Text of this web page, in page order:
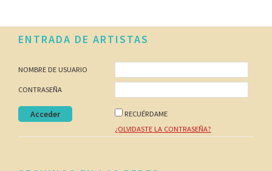
Footer
ENTRADA DE ARTISTAS
NOMBRE DE USUARIO
CONTRASEÑA
RECUÉRDAME
¿OLVIDASTE LA CONTRASEÑA?